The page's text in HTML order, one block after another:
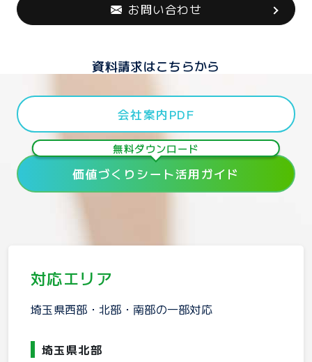
お問い合わせ
資料請求はこちらから
会社案内PDF
無料ダウンロード
価値づくりシート活用ガイド
対応エリア
埼玉県西部・北部・南部の一部対応
埼玉県北部